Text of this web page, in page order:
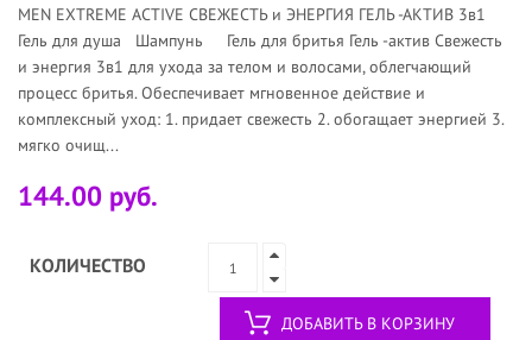
MEN EXTREME ACTIVE СВЕЖЕСТЬ и ЭНЕРГИЯ ГЕЛЬ -АКТИВ 3в1
Гель для душа Шампунь Гель для бритья Гель -актив Свежесть
и энергия 3в1 для ухода за телом и волосами, облегчающий
процесс бритья. Обеспечивает мгновенное действие и
комплексный уход: 1. придает свежесть 2. обогащает энергией 3.
мягко очищ...
144.00 руб.
КОЛИЧЕСТВО
ДОБАВИТЬ В КОРЗИНУ